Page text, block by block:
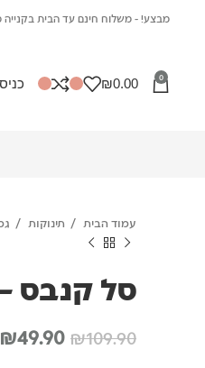
מבצע! - משלוח חינם עד הבית בקנייה מעל
0
₪0.00
עמוד הבית תינוקות
סל קנבס –
₪109.90
המחיר₪49.90